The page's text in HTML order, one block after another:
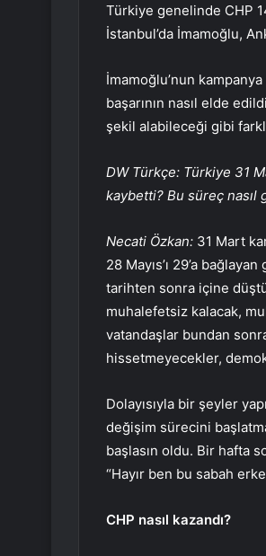
Türkiye genelinde CHP
İstanbul’da İmamoğlu,
İmamoğlu’nun
başarının nasıl elde
şekil alabileceği gibi
DW Türkçe: Türkiye 31
kaybetti? Bu süreç nasıl
Necati Özkan: 31 Mart
28 Mayıs’ı 29’a
tarihten sonra içine
muhalefetsiz kalacak,
vatandaşlar bundan
hissetmeyecekler,
Dolayısıyla bir şeyler
değişim sürecini
başlasın oldu. Bir hafta
“Hayır ben bu sabah
CHP nasıl kazandı?